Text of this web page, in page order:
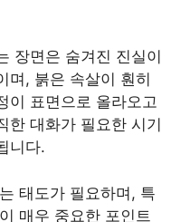
장면은 숨겨진 진실이
며, 붉은 속살이 훤히
이 표면으로 올라오고
한 대화가 필요한 시기
니다.
태도가 필요하며, 특
매우 중요한 포인트